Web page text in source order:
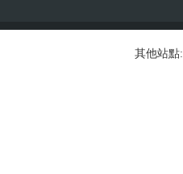
其他站點: